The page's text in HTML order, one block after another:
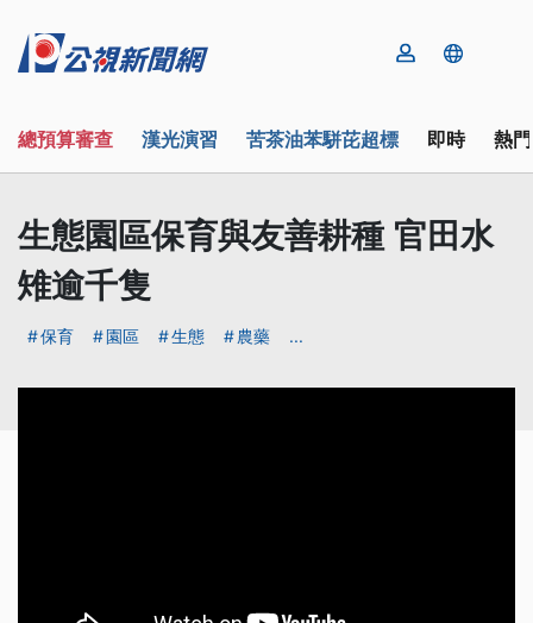
總預算審查 漢光演習 苦茶油苯駢芘超標 即時 熱
生態園區保育與友善耕種 官田水
雉逾千隻
保育 園區 生態 農藥 ...